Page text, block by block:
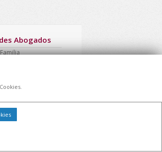
Abogados